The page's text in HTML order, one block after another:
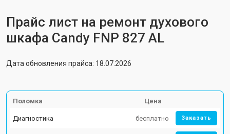
Прайс лист на ремонт духового
шкафа Candy FNP 827 AL
Дата обновления прайса: 18.07.2026
Поломка Цена
Диагностика бесплатно Заказать